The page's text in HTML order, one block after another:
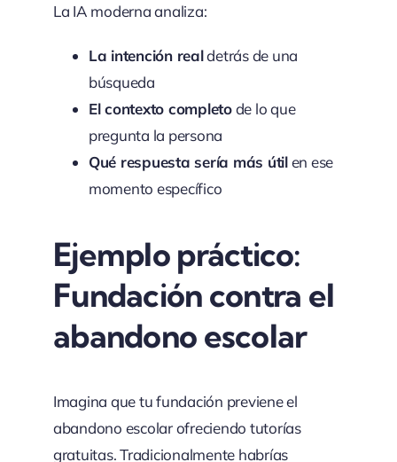
La IA moderna analiza:
La intención realdetrás de una
búsqueda
El contexto completode lo que
pregunta la persona
Qué respuesta sería más útilen ese
momento específico
Ejemplo práctico:
Fundación contra el
abandono escolar
Imagina que tu fundación previene el
abandono escolar ofreciendo tutorías
gratuitas. Tradicionalmente habrías